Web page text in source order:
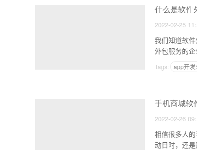
什么是软件
2022-02-25
我们知道软
外包服务的
Tags: app开发
手机商城软
2022-02-26
相信很多人
动日时，还